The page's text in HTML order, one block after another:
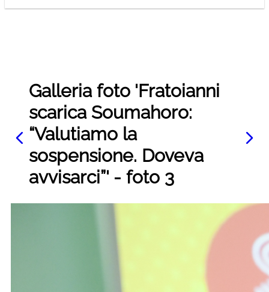
Galleria foto 'Fratoianni
scarica Soumahoro:
“Valutiamo la
sospensione. Doveva
avvisarci”' - foto 3